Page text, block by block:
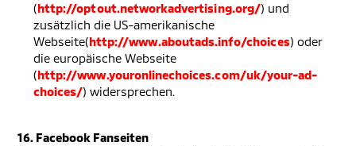
(http://optout.networkadvertising.org/) und
zusätzlich die US-amerikanische
Webseite(http://www.aboutads.info/choices) oder
die europäische Webseite
(http://www.youronlinechoices.com/uk/your-ad-
choices/) widersprechen.
16. Facebook Fanseiten